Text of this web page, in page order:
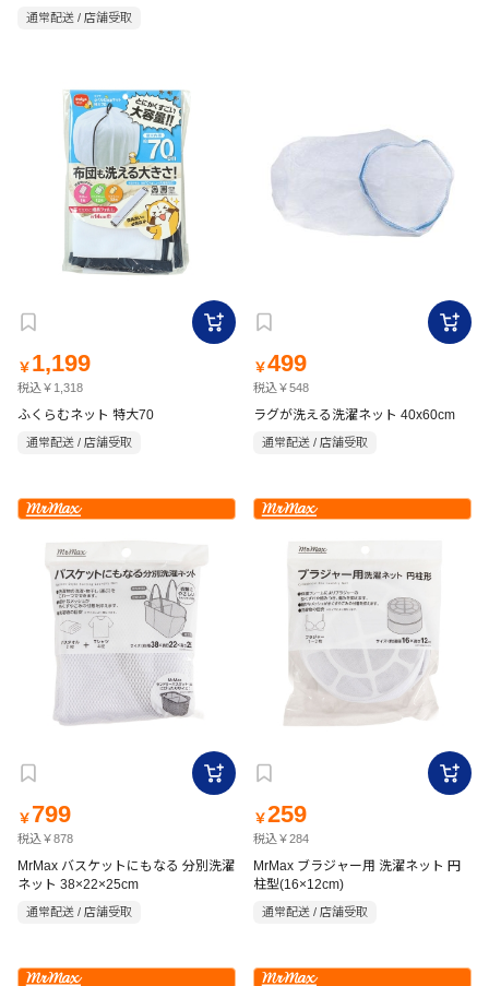
通常配送 / 店舗受取
￥ 1,199
税込￥1,318
ふくらむネット 特大70
通常配送 / 店舗受取
￥499
税込￥548
ラグが洗える洗濯ネット 40x60cm
通常配送 / 店舗受取
￥ 799
税込￥878
MrMax バスケットにもなる 分別洗濯
ネット 38×22×25cm
通常配送 / 店舗受取
￥259
税込￥284
MrMax ブラジャー用 洗濯ネット 円
柱型(16×12cm)
通常配送 / 店舗受取